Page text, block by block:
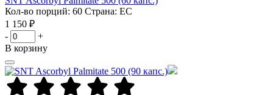
Кол-во порций: 60 Страна: ЕС
1 150 ₽
-
+
В корзину